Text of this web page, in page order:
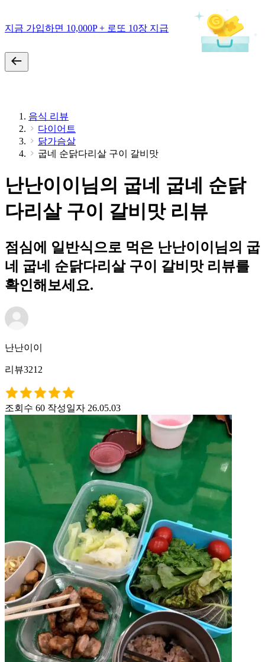
지금 가입하면 10,000P + 로또 10장 지급
음식 리뷰
다이어트
닭가슴살
굽네 순닭다리살 구이 갈비맛
난난이이님의 굽네 굽네 순닭
다리살 구이 갈비맛 리뷰
점심에 일반식으로 먹은 난난이이님의 굽
네 굽네 순닭다리살 구이 갈비맛 리뷰를
확인해보세요.
난난이이
리뷰3212
조회수 60 작성일자 26.05.03